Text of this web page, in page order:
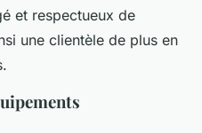
et respectueux de
une clientèle de plus en